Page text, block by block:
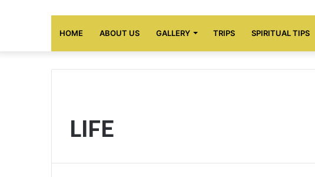
HOME ABOUT US GALLERY TRIPS SPIRITUAL TIPS
LIFE